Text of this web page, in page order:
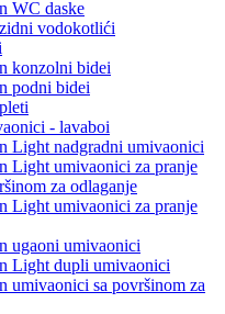
WC daske
vodokotlići
konzolni bidei
podni bidei
- lavaboi
Light nadgradni umivaonici
Light umivaonici za pranje
za odlaganje
Light umivaonici za pranje
ugaoni umivaonici
Light dupli umivaonici
umivaonici sa površinom za